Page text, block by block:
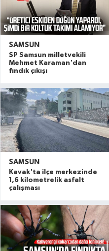
SAMSUN
SP Samsun milletvekili
Mehmet Karaman'dan
fındık çıkışı
SAMSUN
Kavak'ta ilçe merkezinde
1,6 kilometrelik asfalt
çalışması